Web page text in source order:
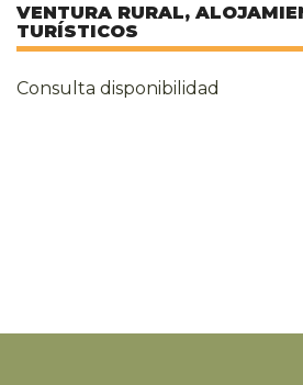
VENTURA RURAL,
TURÍSTICOS
Consulta disponibilidad